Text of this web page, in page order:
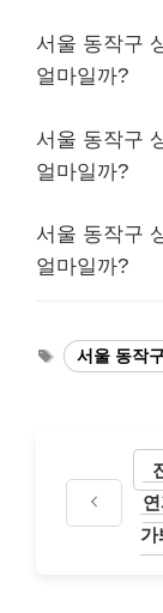
서울 동작구
얼마일까?
서울 동작구
얼마일까?
서울 동작구
얼마일까?
Tags
서울 동작
가